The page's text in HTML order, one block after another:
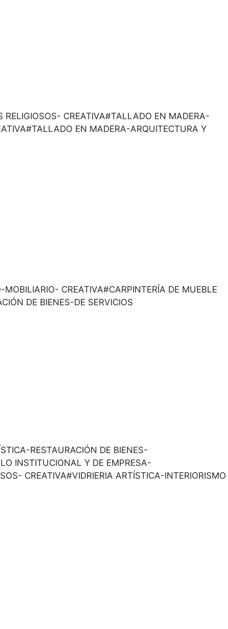
CREATIVA#TALLADO EN MADERA-
EN MADERA-ARQUITECTURA Y
CREATIVA#CARPINTERÍA DE MUEBLE
DE BIENES-DE SERVICIOS
RESTAURACIÓN DE BIENES-
INSTITUCIONAL Y DE EMPRESA-
CREATIVA#VIDRIERIA ARTÍSTICA-INTERIORISMO